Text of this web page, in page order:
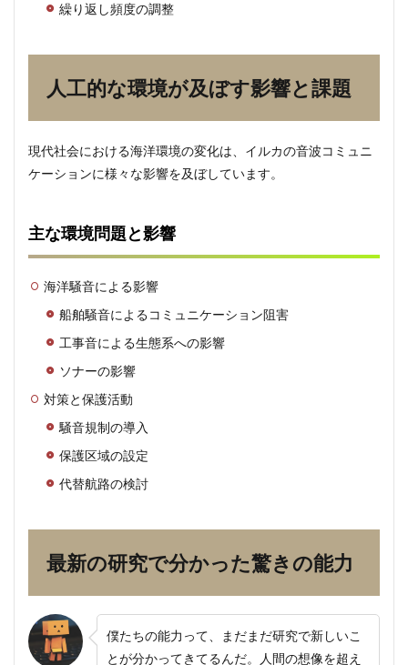
繰り返し頻度の調整
人工的な環境が及ぼす影響と課題
現代社会における海洋環境の変化は、イルカの音波コミュニ
ケーションに様々な影響を及ぼしています。
主な環境問題と影響
海洋騒音による影響
船舶騒音によるコミュニケーション阻害
工事音による生態系への影響
ソナーの影響
対策と保護活動
騒音規制の導入
保護区域の設定
代替航路の検討
最新の研究で分かった驚きの能力
僕たちの能力って、まだまだ研究で新しいこ
とが分かってきてるんだ。人間の想像を超え